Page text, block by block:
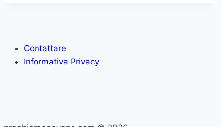
Contattare
Informativa Privacy